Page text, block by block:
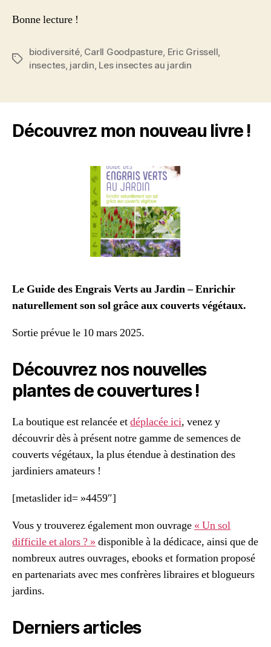
Bonne lecture !
Étiquettes
biodiversité, Carll Goodpasture, Eric Grissell,
insectes, jardin, Les insectes au jardin
Découvrez mon nouveau livre !
Le Guide des Engrais Verts au Jardin – Enrichir
naturellement son sol grâce aux couverts végétaux.
Sortie prévue le 10 mars 2025.
Découvrez nos nouvelles
plantes de couvertures !
La boutique est relancée etdéplacée ici, venez y
découvrir dès à présent notre gamme de semences de
couverts végétaux, la plus étendue à destination des
jardiniers amateurs !
[metaslider id= »4459″]
Vous y trouverez également mon ouvrage « Un sol
difficile et alors ? » disponible à la dédicace, ainsi que de
nombreux autres ouvrages, ebooks et formation proposé
en partenariats avec mes confrères libraires et blogueurs
jardins.
Derniers articles